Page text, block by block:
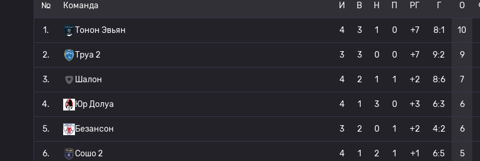
№ Команда И В Н П РГ Г О
1. Тонон Эвьян 4 3 1 0 +7 8:1 10
2. Труа 2 3 3 0 0 +7 9:2 9
3. Шалон 4 2 1 1 +2 8:6 7
4. Юр Долуа 4 1 3 0 +3 6:3 6
5. Безансон 3 2 0 1 +2 4:2 6
6. Сошо 2 4 1 2 1 +1 6:5 5